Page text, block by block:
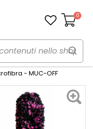
Carrello
0
- MUC-OFF